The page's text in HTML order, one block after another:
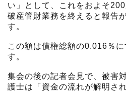
い」として、これをおよそ
破産管財業務を終えると報告
す。
この額は債権総額の0.016％
す。
集会の後の記者会見で、被害
護士は「資金の流れが解明さ